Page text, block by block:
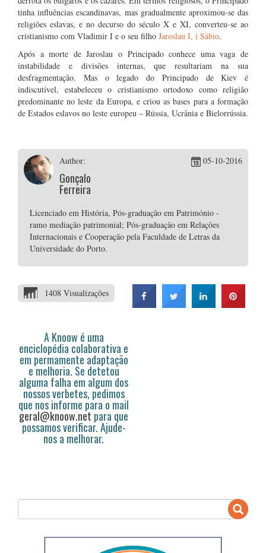
tinha influências escandinavas, mas gradualmente aproximou-se das
religiões eslavas, e no decurso do século X e XI, converteu-se ao
cristianismo com Vladimir I e o seu filho Jaroslau I, i Sábio.
Após a morte de Jaroslau o Principado conhece uma vaga de
instabilidade e divisões internas, que resultariam na sua
desfragmentação. Mas o legado do Principado de Kiev é
indiscutível, estabeleceu o cristianismo ortodoxo como religião
predominante no leste da Europa, e criou as bases para a formação
de Estados eslavos no leste europeu – Rússia, Ucrânia e Bielorrússia.
Author:
Gonçalo
Ferreira
05-10-2016
Licenciado em História, Pós-graduação em Património -
ramo mediação patrimonial; Pós-graduação em Relações
Internacionais e Cooperação pela Faculdade de Letras da
Universidade do Porto.
1408 Visualizações
A Knoow é uma
enciclopédia colaborativa e
em permamente adaptação
e melhoria. Se detetou
alguma falha em algum dos
nossos verbetes, pedimos
que nos informe para o mail
geral@knoow.net para que
possamos verificar. Ajude-
nos a melhorar.